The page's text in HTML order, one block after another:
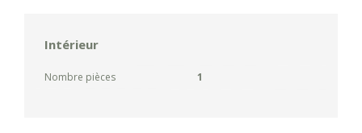
Intérieur
Nombre pièces 1